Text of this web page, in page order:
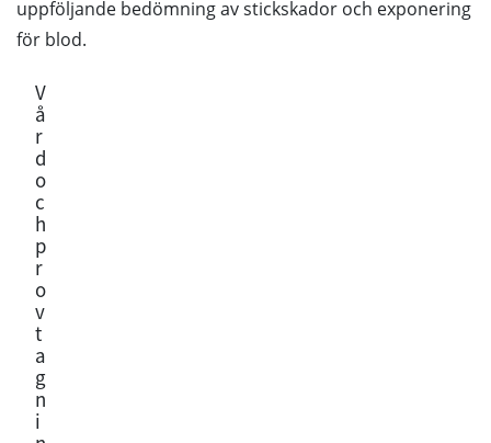
uppföljande bedömning av stickskador och exponering
för blod.
V
å
r
d
o
c
h
p
r
o
v
t
a
g
n
i